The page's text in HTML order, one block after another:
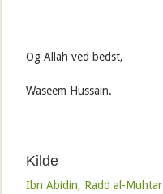
Og Allah ved bedst,
Waseem Hussain.
Kilde
Ibn Abidin, Radd al-Muhtar